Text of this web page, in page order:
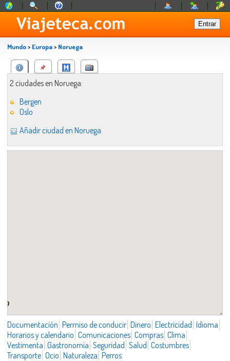
Mundo> Europa> Noruega
2 ciudades en Noruega:
Bergen
Oslo
Añadir ciudad en Noruega
Documentación Permiso de conducir Dinero Electricidad Idioma
Horarios y calendario Comunicaciones Compras Clima
Vestimenta Gastronomía Seguridad Salud Costumbres
Transporte Ocio Naturaleza Perros